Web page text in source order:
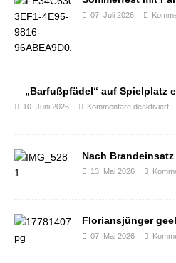
07. Juli 2026
„Barfußpfädel“ auf Spielplatz
10. Juni 2026 Kommentare deaktiviert
Nach
13. Mai 2026
Floriansjünger
07. Mai 2026